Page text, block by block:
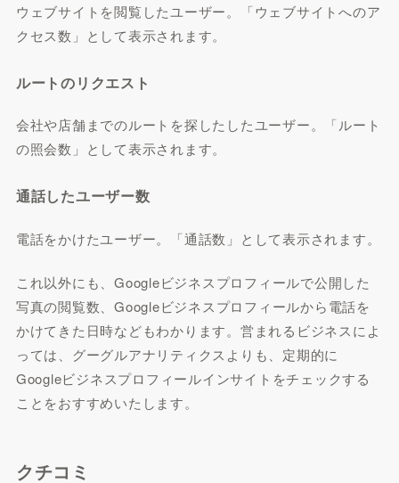
ウェブサイトを閲覧したユーザー。「ウェブサイトへのア
クセス数」として表示されます。
ルートのリクエスト
会社や店舗までのルートを探したしたユーザー。「ルート
の照会数」として表示されます。
通話したユーザー数
電話をかけたユーザー。「通話数」として表示されます。
これ以外にも、Googleビジネスプロフィールで公開した
写真の閲覧数、Googleビジネスプロフィールから電話を
かけてきた日時などもわかります。営まれるビジネスによ
っては、グーグルアナリティクスよりも、定期的に
Googleビジネスプロフィールインサイトをチェックする
ことをおすすめいたします。
クチコミ